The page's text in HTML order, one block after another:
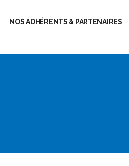
NOS ADHÉRENTS & PARTENAIRES